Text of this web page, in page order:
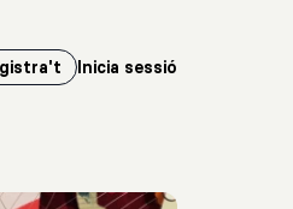
Inicia sessió